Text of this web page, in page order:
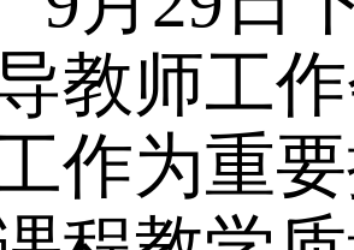
9月29
导教师工